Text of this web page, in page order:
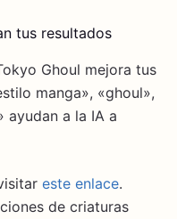
tus resultados
Ghoul mejora tus
manga», «ghoul»,
ayudan a la IA a
este enlace.
de criaturas